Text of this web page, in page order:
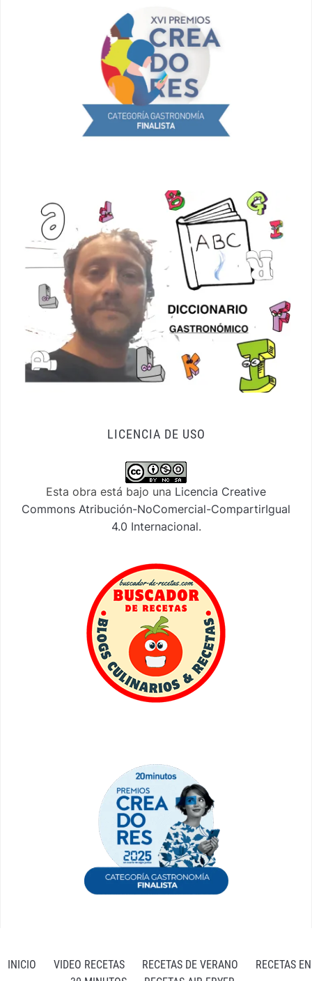
LICENCIA DE USO
Esta obra está bajo una Licencia Creative
Commons Atribución-NoComercial-CompartirIgual
4.0 Internacional.
INICIO VIDEO RECETAS RECETAS DE VERANO
RECETAS EN